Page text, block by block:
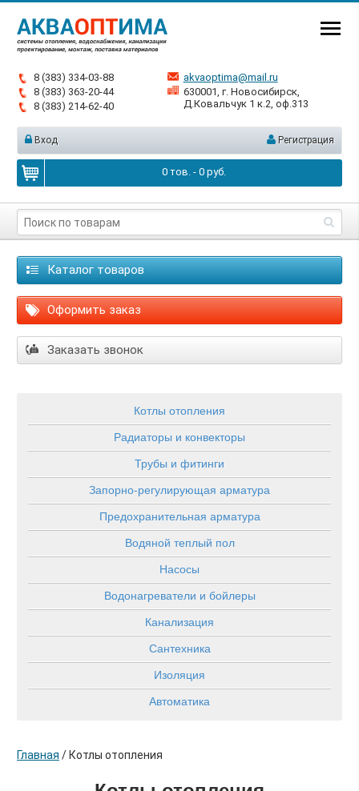
8 (383) 334-03-88
8 (383) 363-20-44
8 (383) 214-62-40
akvaoptima@mail.ru
630001, г. Новосибирск,
Д.Ковальчук 1 к.2, оф.313
Вход Регистрация
0тов. - 0руб.
Каталог товаров
Оформить заказ
Заказать звонок
Котлы отопления
Радиаторы и конвекторы
Трубы и фитинги
Запорно-регулирующая арматура
Предохранительная арматура
Водяной теплый пол
Насосы
Водонагреватели и бойлеры
Канализация
Сантехника
Изоляция
Автоматика
Главная / Котлы отопления